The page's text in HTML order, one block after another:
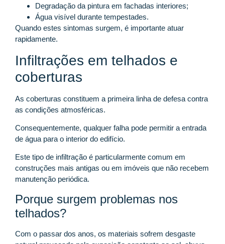
Degradação da pintura em fachadas interiores;
Água visível durante tempestades.
Quando estes sintomas surgem, é importante atuar
rapidamente.
Infiltrações em telhados e
coberturas
As coberturas constituem a primeira linha de defesa contra
as condições atmosféricas.
Consequentemente, qualquer falha pode permitir a entrada
de água para o interior do edifício.
Este tipo de infiltração é particularmente comum em
construções mais antigas ou em imóveis que não recebem
manutenção periódica.
Porque surgem problemas nos
telhados?
Com o passar dos anos, os materiais sofrem desgaste